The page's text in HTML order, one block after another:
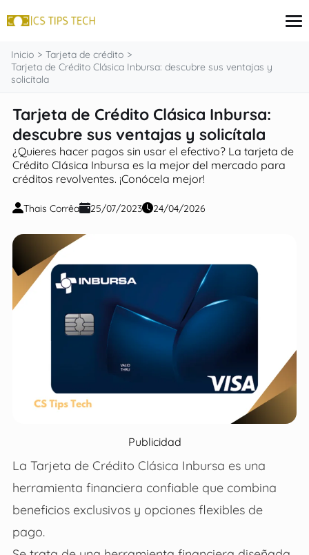
Finanzas
Programas sociales
Inversiones
Préstamos
Inicio
Tarjeta de crédito
Tarjeta de Crédito Clásica Inbursa: descubre sus ventajas y
solicítala
Tarjeta de Crédito Clásica Inbursa:
descubre sus ventajas y solicítala
¿Quieres hacer pagos sin usar el efectivo? La tarjeta de
Crédito Clásica Inbursa es la mejor del mercado para
créditos revolventes. ¡Conócela mejor!
Thais Corrêa 25/07/2023 24/04/2026
Publicidad
La Tarjeta de Crédito Clásica Inbursa es una
herramienta financiera confiable que combina
beneficios exclusivos y opciones flexibles de
pago.